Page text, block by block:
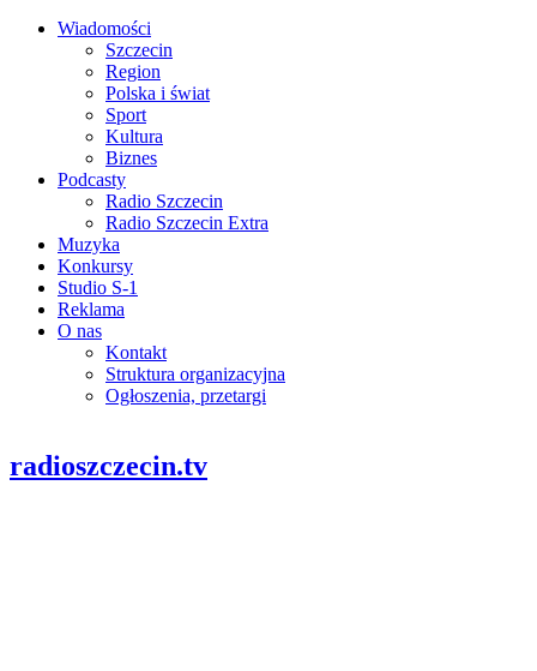
Wiadomości
Szczecin
Region
Polska i świat
Sport
Kultura
Biznes
Podcasty
Radio Szczecin
Radio Szczecin Extra
Muzyka
Konkursy
Studio S-1
Reklama
O nas
Kontakt
Struktura organizacyjna
Ogłoszenia, przetargi
radioszczecin.tv